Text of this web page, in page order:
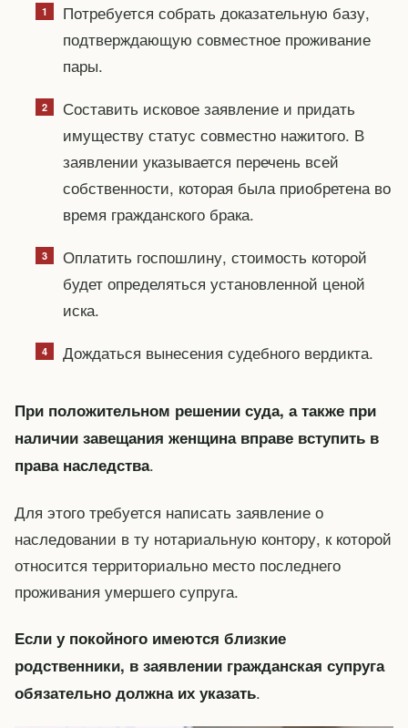
Потребуется собрать доказательную базу,
подтверждающую совместное проживание
пары.
Составить исковое заявление и придать
имуществу статус совместно нажитого. В
заявлении указывается перечень всей
собственности, которая была приобретена во
время гражданского брака.
Оплатить госпошлину, стоимость которой
будет определяться установленной ценой
иска.
Дождаться вынесения судебного вердикта.
При положительном решении суда, а также при
наличии завещания женщина вправе вступить в
права наследства.
Для этого требуется написать заявление о
наследовании в ту нотариальную контору, к которой
относится территориально место последнего
проживания умершего супруга.
Если у покойного имеются близкие
родственники, в заявлении гражданская супруга
обязательно должна их указать.